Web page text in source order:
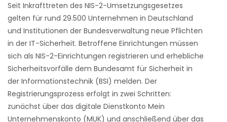
Seit Inkrafttreten des NIS-2-Umsetzungsgesetzes
gelten für rund 29.500 Unternehmen in Deutschland
und Institutionen der Bundesverwaltung neue Pflichten
in der IT-Sicherheit. Betroffene Einrichtungen müssen
sich als NIS-2-Einrichtungen registrieren und erhebliche
Sicherheitsvorfälle dem Bundesamt für Sicherheit in
der Informationstechnik (BSI) melden. Der
Registrierungsprozess erfolgt in zwei Schritten:
zunächst über das digitale Dienstkonto Mein
Unternehmenskonto (MUK) und anschließend über das